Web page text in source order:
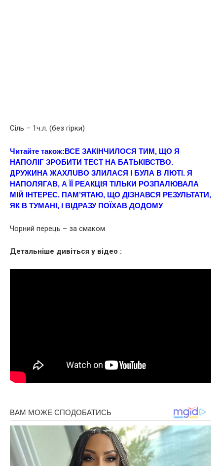
Сіль – 1ч.л. (без гірки)
Читайте також:ВСЕ ЗАКІНЧИЛОСЯ ТИМ, ЩO Я
НАПОЛІГ ЗРОБИТИ ТECТ НА БAТЬКIВСТВО.
ДРУЖИНА ЖAХЛUВО ЗЛИЛАСЯ І БУЛА В ЛЮТI. Я
НАПОЛЯГАВ, А ЇЇ РЕАКЦІЯ ТІЛЬКИ РОЗПАЛЮВАЛА
МІЙ ІНТЕРЕС. ПАМ’ЯТАЮ, ЩО ДІЗНАВСЯ РЕЗУЛЬТАТИ,
ЯК В ТУМАНІ, І ВІДРАЗУ ПОЇХАВ ДОДОМУ
Чорний перець – за смаком
Детальніше дивіться у відео :